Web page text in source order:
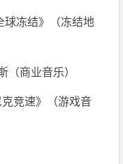
球冻结》（冻结地
（商业音乐）
竞速》（游戏音